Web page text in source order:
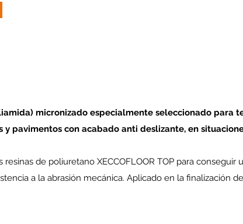
micronizado especialmente seleccionado para
y pavimentos con acabado anti deslizante, en
resinas de poliuretano XECCOFLOOR TOP para
a la abrasión mecánica. Aplicado en la finalización